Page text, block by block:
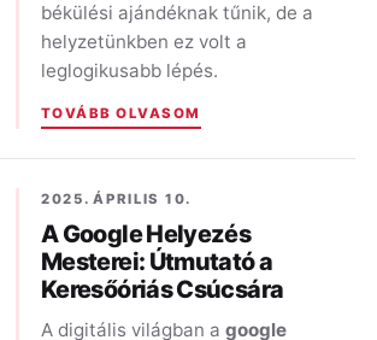
békülési ajándéknak tűnik, de a
helyzetünkben ez volt a
leglogikusabb lépés.
TOVÁBB OLVASOM
2025. ÁPRILIS 10.
A Google Helyezés
Mesterei: Útmutató a
Keresőóriás Csúcsára
A digitális világban a google